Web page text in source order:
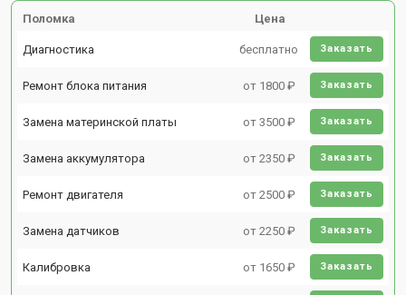
Поломка Цена
Диагностика бесплатно Заказать
Ремонт блока питания от 1800 ₽ Заказать
Замена материнской платы от 3500 ₽ Заказать
Замена аккумулятора от 2350 ₽ Заказать
Ремонт двигателя от 2500 ₽ Заказать
Замена датчиков от 2250 ₽ Заказать
Калибровка от 1650 ₽ Заказать